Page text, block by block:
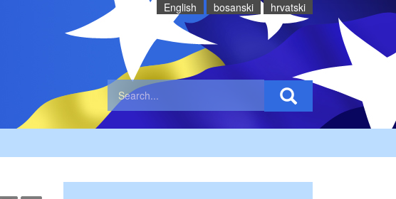
English bosanski hrvatski